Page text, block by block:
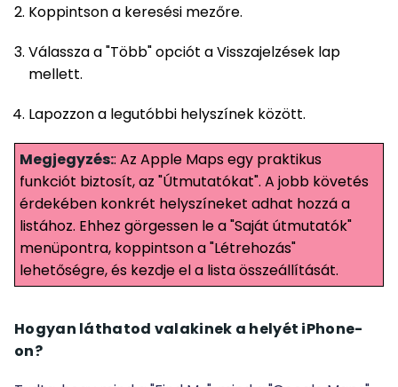
Koppintson a keresési mezőre.
Válassza a "Több" opciót a Visszajelzések lap
mellett.
Lapozzon a legutóbbi helyszínek között.
Megjegyzés:: Az Apple Maps egy praktikus
funkciót biztosít, az "Útmutatókat". A jobb követés
érdekében konkrét helyszíneket adhat hozzá a
listához. Ehhez görgessen le a "Saját útmutatók"
menüpontra, koppintson a "Létrehozás"
lehetőségre, és kezdje el a lista összeállítását.
Hogyan láthatod valakinek a helyét iPhone-
on?